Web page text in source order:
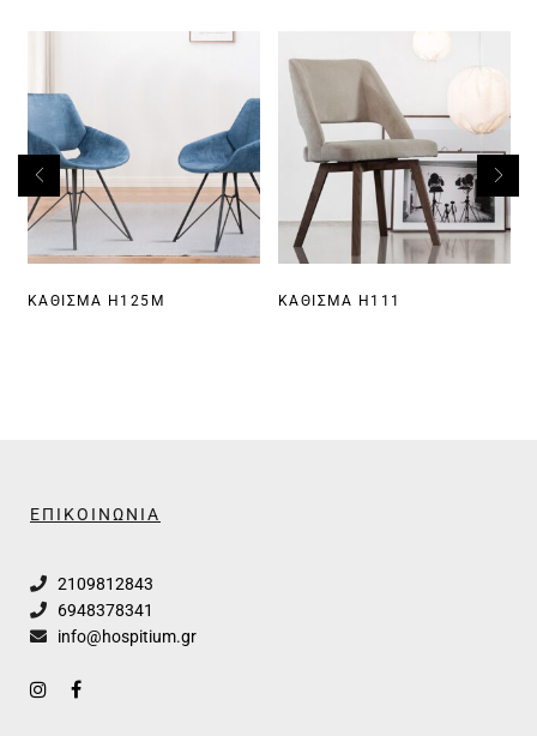
ΚΆΘΙΣΜΑ H125M ΚΆΘΙΣΜΑ H111
ΕΠΙΚΟΙΝΩΝΙΑ
2109812843
6948378341
info@hospitium.gr